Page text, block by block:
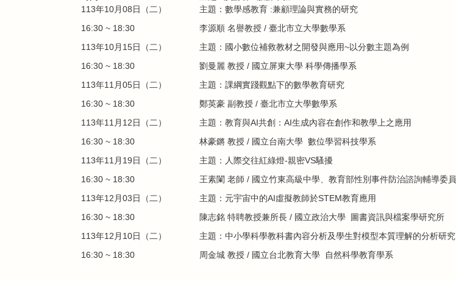
113年10月08日（二）
16:30 ~ 18:30
主題： 數學感教育 :兼顧理論與實務的研究
李源順 名譽教授 / 臺北市立大學數學系
113年10月15日（二）
16:30 ~ 18:30
主題： 國小數位補救教材之開發與應用~以分數主題為例
劉曼麗 教授 / 國立屏東大學 科學傳播學系
113年11月05日（二）
16:30 ~ 18:30
主題： 課綱實踐觀點下的數學教育研究
鄭英豪 副教授 / 臺北市立大學數學系
113年11月12日（二）
16:30 ~ 18:30
主題： 教育與AI共創：AI生成內容在創作和教學上之應用
林豪鏘 教授 / 國立台南大學 數位學習科技學系
113年11月19日（二）
16:30 ~ 18:30
主題： 人際交往紅綠燈-親密VS騷擾
王素闌 老師 / 國立竹東高級中學、教育部性別事件防治諮詢輔導委員
113年12月03日（二）
16:30 ~ 18:30
主題： 元宇宙中的AI虛擬教師於STEM教育應用
陳志銘 特聘教授兼所長 / 國立政治大學 圖書資訊與檔案學研究所
113年12月10日（二）
16:30 ~ 18:30
主題： 中小學科學教科書內容分析及學生對模型本質理解的分析研究
周金城 教授 / 國立台北教育大學 自然科學教育學系